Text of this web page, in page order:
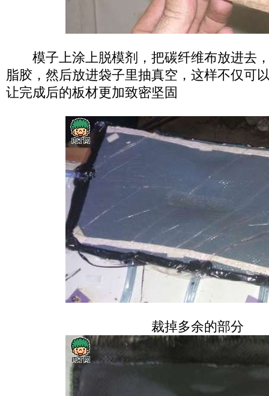
模子上涂上脱模剂，把碳纤维布放进去
脂胶，然后放进袋子里抽真空，这样不仅可
让完成后的板材更加致密坚固
裁掉多余的部分